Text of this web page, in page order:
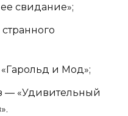
свидание»;
и Мод»;
— «Удивительный